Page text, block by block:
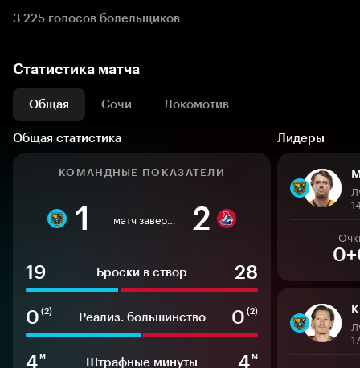
3 225 голосов болельщиков
Статистика матча
Общая Сочи Локомотив
Общая статистика Лидеры
КОМАНДНЫЕ ПОКАЗАТЕЛИ
1 матч завершен 2
19 Броски в створ
28
0 (2) Реализ. большинство 0 (2)
4м Штрафные минуты 4м